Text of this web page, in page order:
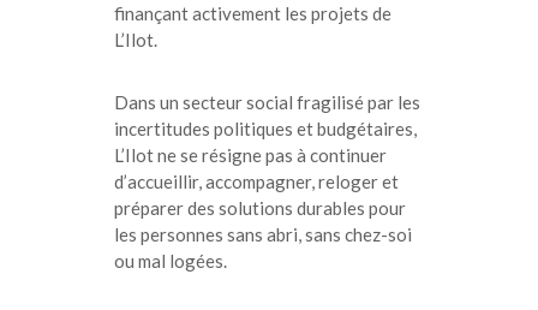
finançant activement les projets de
L’Ilot.
Dans un secteur social fragilisé par les
incertitudes politiques et budgétaires,
L’Ilot ne se résigne pas à continuer
d’accueillir, accompagner, reloger et
préparer des solutions durables pour
les personnes sans abri, sans chez-soi
ou mal logées.